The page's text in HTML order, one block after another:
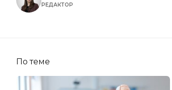
РЕДАКТОР
По теме